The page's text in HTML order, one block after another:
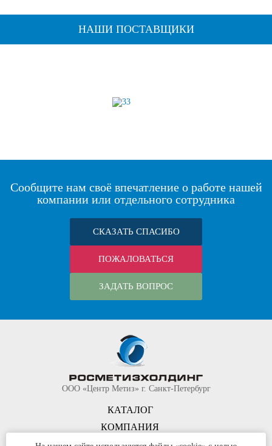
НАШИ ПОСТАВЩИКИ
Сообщите нам своё впечатление о работе нашей
компании или отдельного сотрудника
СКАЗАТЬ СПАСИБО
ПОЖАЛОВАТЬСЯ
ЗАДАТЬ ВОПРОС
КОМПАНИЯ
ООО «Центр Метиз» г. Санкт-Петербург
КАТАЛОГ
КОНТАКТЫ